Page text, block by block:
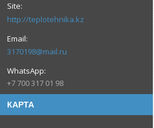
http://teplotehnika.kz
3170198@mail.ru
+7 700 317 01 98
КАРТА